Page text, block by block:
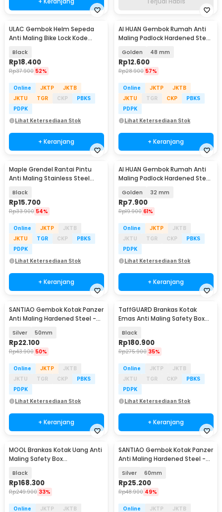
ULAC Gembok Helm Sepeda
Anti Maling Bike Lock Kode
Black
Rp18.400
Rp37.900 52%
Online JKTP
JKTB
JKTU
TGR CKP
PBKS
PDPK
Lihat Ketersediaan Stok
+ Keranjang
AI HUAN Gembok Rumah Anti
Maling Padlock Hardened Steel
Golden 48 mm
Rp12.600
Rp28.900 57%
Online JKTP
JKTB
JKTU
TGR CKP
PBKS
PDPK
Lihat Ketersediaan Stok
+ Keranjang
Maple Grendel Rantai Pintu
Anti Maling Stainless Steel
Black
Rp15.700
Rp33.900 54%
Online JKTP
JKTB
JKTU
TGR CKP
PBKS
PDPK
Lihat Ketersediaan Stok
+ Keranjang
AI HUAN Gembok Rumah Anti
Maling Padlock Hardened Steel
Golden 32 mm
Rp7.900
Rp19.900 61%
Online JKTP
JKTB
JKTU
TGR CKP
PBKS
PDPK
Lihat Ketersediaan Stok
+ Keranjang
SANTIAO Gembok Kotak Panzer
Anti Maling Hardened Steel -
Silver 50mm
Rp22.100
Rp43.900 50%
Online JKTP
JKTB
JKTU
TGR CKP
PBKS
PDPK
Lihat Ketersediaan Stok
+ Keranjang
TaffGUARD Brankas Kotak
Emas Anti Maling Safety Box
Black
Rp180.900
Rp275.900 35%
Online JKTP
JKTB
JKTU
TGR CKP
PBKS
PDPK
Lihat Ketersediaan Stok
+ Keranjang
MOOL Brankas Kotak Uang Anti
Maling Safety Box
Black
Rp168.300
Rp249.900 33%
Online JKTP
JKTB
SANTIAO Gembok Kotak Panzer
Anti Maling Hardened Steel -
Silver 60mm
Rp25.200
Rp48.900 49%
Online JKTP
JKTB